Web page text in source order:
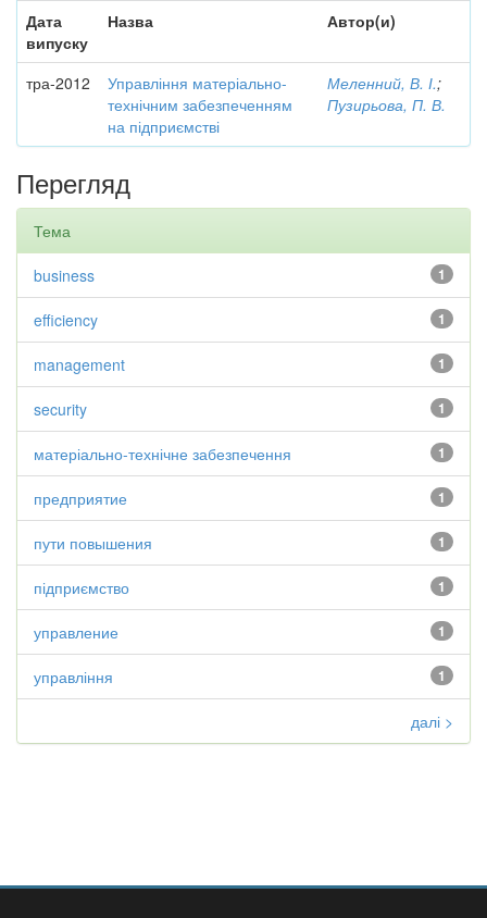
Дата
випуску
Назва Автор(и)
тра-2012
Управління матеріально-
технічним забезпеченням
на підприємстві
Меленний, В. І.;
Пузирьова, П. В.
Перегляд
Тема
1
business
1
efficiency
1
management
1
security
1
матеріально-технічне забезпечення
1
предприятие
1
пути повышения
1
підприємство
1
управление
1
управління
далі >